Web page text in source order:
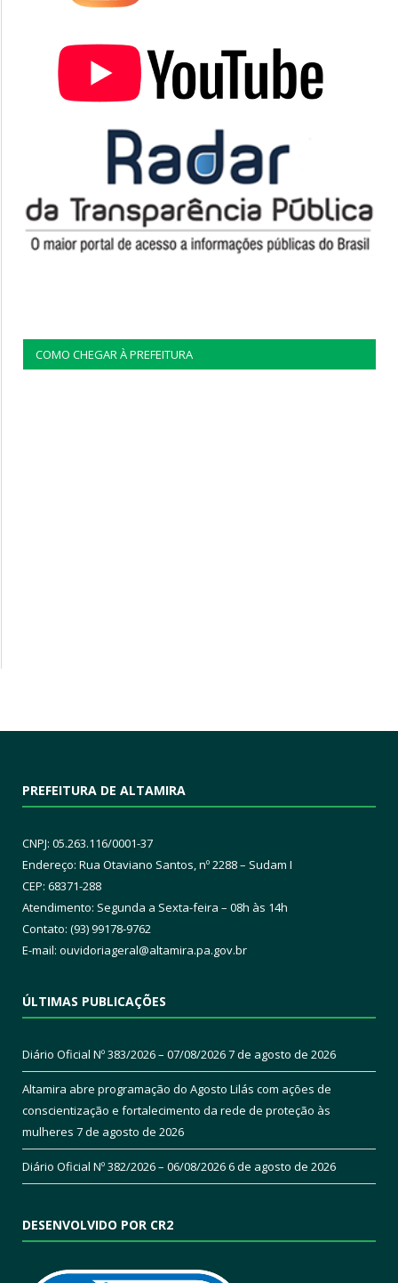
COMO CHEGAR À PREFEITURA
PREFEITURA DE ALTAMIRA
CNPJ: 05.263.116/0001-37
Endereço: Rua Otaviano Santos, nº 2288 – Sudam I
CEP: 68371-288
Atendimento: Segunda a Sexta-feira – 08h às 14h
Contato: (93) 99178-9762
E-mail: ouvidoriageral@altamira.pa.gov.br
ÚLTIMAS PUBLICAÇÕES
Diário Oficial Nº 383/2026 – 07/08/20267 de agosto de 2026
Altamira abre programação do Agosto Lilás com ações de
conscientização e fortalecimento da rede de proteção às
mulheres 7 de agosto de 2026
Diário Oficial Nº 382/2026 – 06/08/20266 de agosto de 2026
DESENVOLVIDO POR CR2